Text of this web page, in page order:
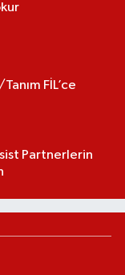
FİL’ce
Partnerlerin